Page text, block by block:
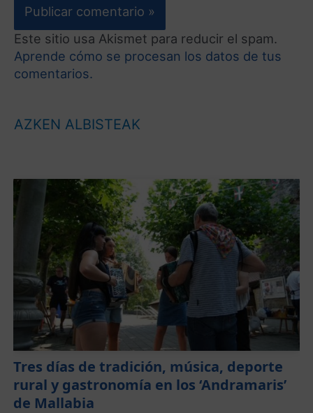
Este sitio usa Akismet para reducir el spam.
Aprende cómo se procesan los datos de tus
comentarios.
AZKEN ALBISTEAK
Tres días de tradición, música, deporte
rural y gastronomía en los ‘Andramaris’
de Mallabia